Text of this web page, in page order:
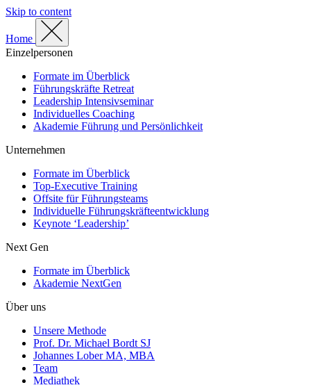
Skip to content
Home
Einzelpersonen
Formate im Überblick
Führungskräfte Retreat
Leadership Intensivseminar
Individuelles Coaching
Akademie Führung und Persönlichkeit
Unternehmen
Formate im Überblick
Top-Executive Training
Offsite für Führungsteams
Individuelle Führungskräfteentwicklung
Keynote ‘Leadership’
Next Gen
Formate im Überblick
Akademie NextGen
Über uns
Unsere Methode
Prof. Dr. Michael Bordt SJ
Johannes Lober MA, MBA
Team
Mediathek